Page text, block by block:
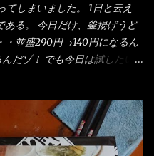
しまいました。 1日と云え
る。 今日だけ、釜揚げうど
・並盛290円→140円になるん
だゾ！ でも今日は試したい
に浸かっているわけで、最
違う！ だったら湯なんか要
けいいよ！となるでしょ